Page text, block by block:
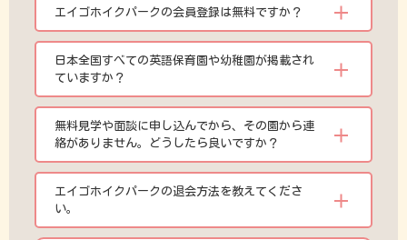
エイゴホイクパークの会員登録は無料ですか？
日本全国すべての英語保育園や幼稚園が掲載され
ていますか？
無料見学や面談に申し込んでから、その園から連
絡がありません。どうしたら良いですか？
エイゴホイクパークの退会方法を教えてくださ
い。